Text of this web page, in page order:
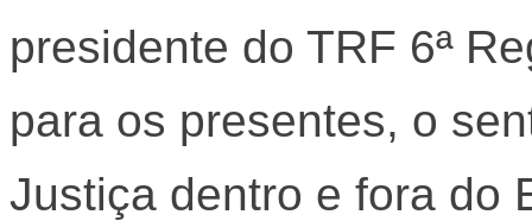
presidente do TRF 6ª
para os presentes, o
Justiça dentro e fora do